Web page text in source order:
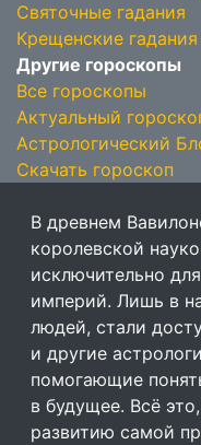
Святочные гадания
Крещенские гадания
Другие гороскопы
Все гороскопы
Актуальный
Астрологический
Скачать гороскоп
В древнем
королевской
исключительно
империй. Лишь в
людей, стали
и другие
помогающие
в будущее. Всё
развитию самой